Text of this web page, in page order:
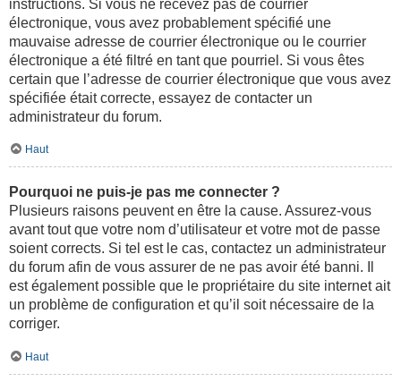
instructions. Si vous ne recevez pas de courrier
électronique, vous avez probablement spécifié une
mauvaise adresse de courrier électronique ou le courrier
électronique a été filtré en tant que pourriel. Si vous êtes
certain que l’adresse de courrier électronique que vous avez
spécifiée était correcte, essayez de contacter un
administrateur du forum.
Haut
Pourquoi ne puis-je pas me connecter ?
Plusieurs raisons peuvent en être la cause. Assurez-vous
avant tout que votre nom d’utilisateur et votre mot de passe
soient corrects. Si tel est le cas, contactez un administrateur
du forum afin de vous assurer de ne pas avoir été banni. Il
est également possible que le propriétaire du site internet ait
un problème de configuration et qu’il soit nécessaire de la
corriger.
Haut